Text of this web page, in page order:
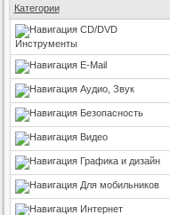
Категории
CD/DVD
Инструменты
E-Mail
Аудио, Звук
Безопасность
Видео
Графика и дизайн
Для мобильников
Интернет